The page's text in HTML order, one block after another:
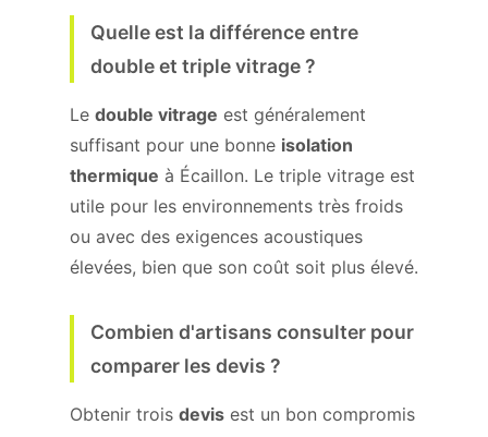
Quelle est la différence entre
double et triple vitrage ?
Le double vitrage est généralement
suffisant pour une bonne isolation
thermique à Écaillon. Le triple vitrage est
utile pour les environnements très froids
ou avec des exigences acoustiques
élevées, bien que son coût soit plus élevé.
Combien d'artisans consulter pour
comparer les devis ?
Obtenir trois devis est un bon compromis